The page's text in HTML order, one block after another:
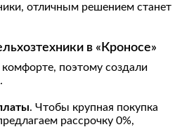
отличным решением станет
в «Кроносе»
поэтому создали
. Чтобы крупная покупка
рассрочку 0%,